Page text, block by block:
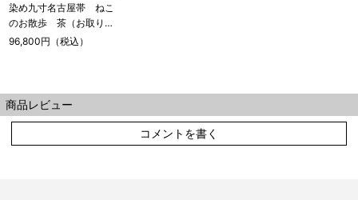
染め九寸名古屋帯 ねこ
のお散歩 茶（お取り寄
せ品）
96,800円（税込）
商品レビュー
コメントを書く